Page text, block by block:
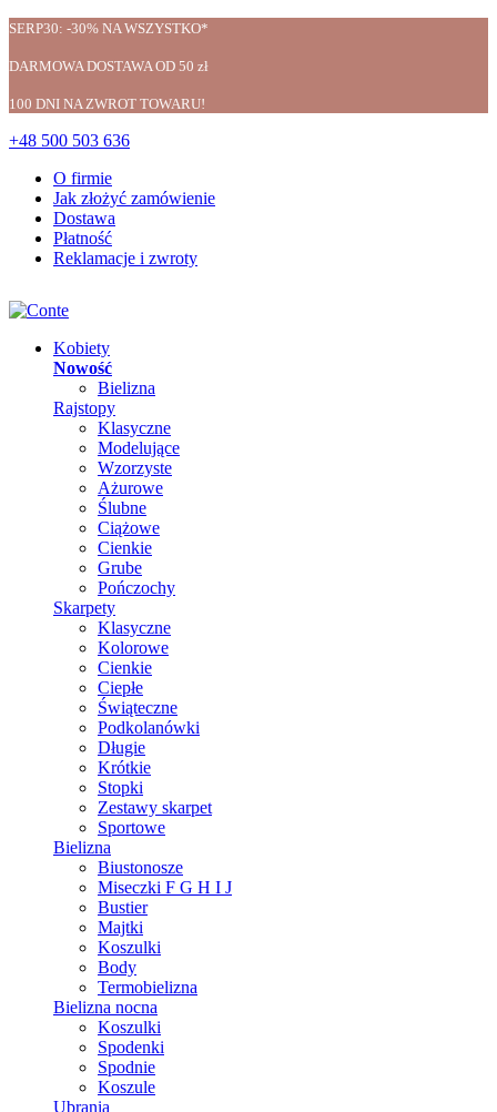
SERP30: -30% NA WSZYSTKO*
DARMOWA DOSTAWA OD 50 zł
100 DNI NA ZWROT TOWARU!
+48 500 503 636
O firmie
Jak złożyć zamówienie
Dostawa
Płatność
Reklamacje i zwroty
Kobiety
Nowość
Bielizna
Rajstopy
Klasyczne
Modelujące
Wzorzyste
Ażurowe
Ślubne
Ciążowe
Cienkie
Grube
Pończochy
Skarpety
Klasyczne
Kolorowe
Cienkie
Ciepłe
Świąteczne
Podkolanówki
Długie
Krótkie
Stopki
Zestawy skarpet
Sportowe
Bielizna
Biustonosze
Miseczki F G H I J
Bustier
Majtki
Koszulki
Body
Termobielizna
Bielizna nocna
Koszulki
Spodenki
Spodnie
Koszule
Ubrania